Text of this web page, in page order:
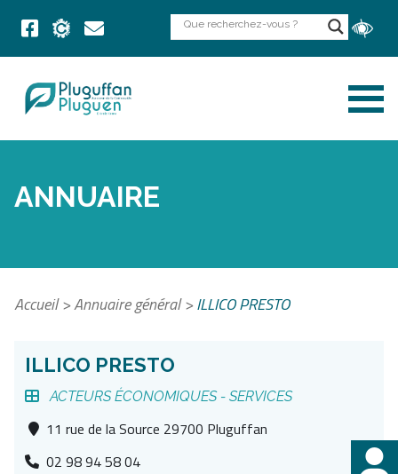
ANNUAIRE
Accueil>Annuaire général>ILLICO PRESTO
ILLICO PRESTO
ACTEURS ÉCONOMIQUES - SERVICES
11 rue de la Source 29700 Pluguffan
02 98 94 58 04